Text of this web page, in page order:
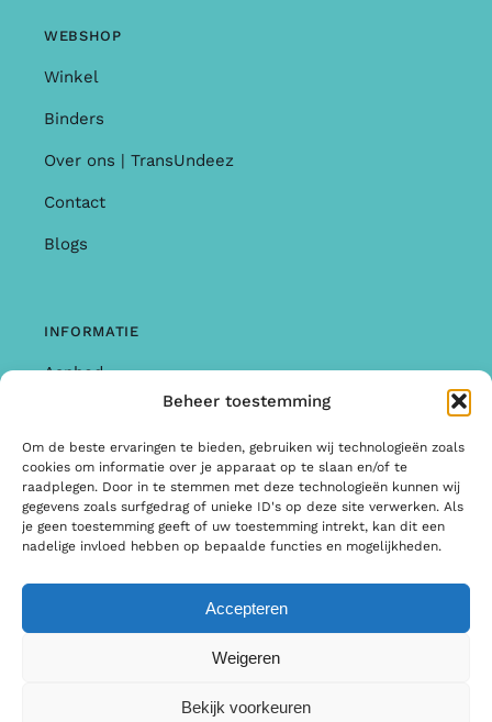
Beheer toestemming
Om de beste ervaringen te bieden, gebruiken wij technologieën zoals
cookies om informatie over je apparaat op te slaan en/of te
raadplegen. Door in te stemmen met deze technologieën kunnen wij
gegevens zoals surfgedrag of unieke ID's op deze site verwerken. Als
je geen toestemming geeft of uw toestemming intrekt, kan dit een
nadelige invloed hebben op bepaalde functies en mogelijkheden.
Accepteren
Weigeren
Bekijk voorkeuren
WEBSHOP
Winkel
Binders
Over ons | TransUndeez
Contact
Blogs
INFORMATIE
Aanbod
Garantie & Klachten
Algemene Voorwaarden
Privacy Policy
Informatie
Internetbureau Scriptex